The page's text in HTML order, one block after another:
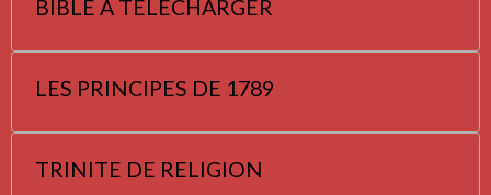
BIBLE A TELECHARGER
LES PRINCIPES DE 1789
TRINITE DE RELIGION